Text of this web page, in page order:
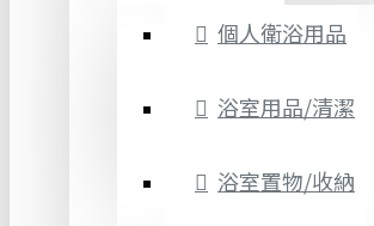
個人衛浴用品
浴室用品/清潔
浴室置物/收納